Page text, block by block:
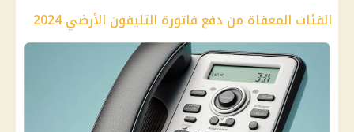
الفئات المعفاة من دفع فاتورة التليفون الأرضي 2024